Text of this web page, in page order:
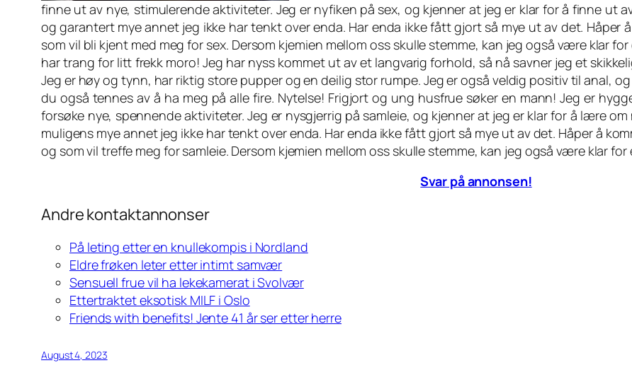
finne ut av nye, stimulerende aktiviteter. Jeg er nyfiken på sex, og kjenner at jeg er klar for å finne ut
og garantert mye annet jeg ikke har tenkt over enda. Har enda ikke fått gjort så mye ut av det. Håper
som vil bli kjent med meg for sex. Dersom kjemien mellom oss skulle stemme, kan jeg også være klar
har trang for litt frekk moro! Jeg har nyss kommet ut av et langvarig forhold, så nå savner jeg et
Jeg er høy og tynn, har riktig store pupper og en deilig stor rumpe. Jeg er også veldig positiv til anal,
du også tennes av å ha meg på alle fire. Nytelse! Frigjort og ung husfrue søker en mann! Jeg er
forsøke nye, spennende aktiviteter. Jeg er nysgjerrig på samleie, og kjenner at jeg er klar for å lære
muligens mye annet jeg ikke har tenkt over enda. Har enda ikke fått gjort så mye ut av det. Håper å
og som vil treffe meg for samleie. Dersom kjemien mellom oss skulle stemme, kan jeg også være klar
Svar på annonsen!
Andre kontaktannonser
På leting etter en knullekompis i Nordland
Eldre frøken leter etter intimt samvær
Sensuell frue vil ha lekekamerat i Svolvær
Ettertraktet eksotisk MILF i Oslo
Friends with benefits! Jente 41 år ser etter herre
August 4, 2023